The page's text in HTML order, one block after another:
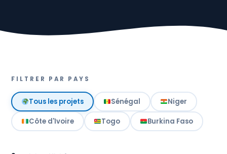
FILTRER PAR PAYS
Tous les projets Sénégal Niger
Côte d'Ivoire Togo Burkina Faso